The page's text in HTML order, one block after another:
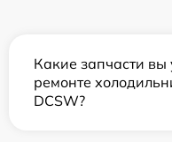
Какие запчасти вы
ремонте
DCSW?